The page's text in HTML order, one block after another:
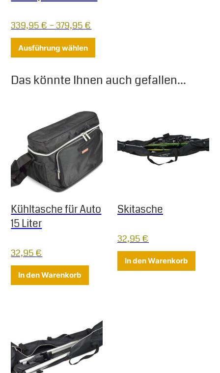
339,95€ –379,95€
Ausführung wählen
Das könnte Ihnen auch gefallen...
Kühltasche für Auto
15 Liter
32,95€
In den Warenkorb
Skitasche
32,95€
In den Warenkorb